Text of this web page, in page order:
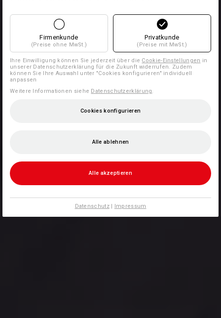
Firmenkunde
(Preise ohne MwSt.)
Privatkunde
(Preise mit MwSt.)
Ihre Einwilligung können Sie jederzeit über die Cookie-Einstellungen in
unserer Datenschutzerklärung für die Zukunft widerrufen. Zudem
können Sie Ihre Auswahl unter "Cookies konfigurieren" individuell
anpassen
Weitere Informationen siehe Datenschutzerklärung
Cookies konfigurieren
Alle ablehnen
Alle akzeptieren
Datenschutz| Impressum